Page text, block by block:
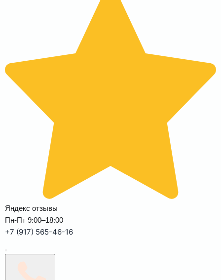
Яндекс отзывы
Пн-Пт 9:00–18:00
+7 (917) 565-46-16